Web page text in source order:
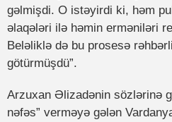
gəlmişdi. O istəyirdi ki, həm
əlaqələri ilə həmin erməniləri
Beləliklə də bu prosesə
götürmüşdü”.
Arzuxan Əlizadənin sözlərinə
nəfəs” verməyə gələn